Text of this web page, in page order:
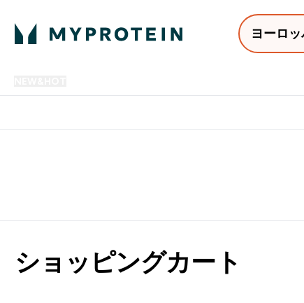
ヨーロ
ショッピングカート